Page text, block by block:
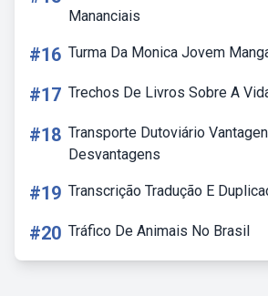
Mananciais
#16 Turma Da Monica Jovem
#17 Trechos De Livros Sobre A
#18 Transporte Dutoviário
Desvantagens
#19 Transcrição Tradução E
#20 Tráfico De Animais No Brasil